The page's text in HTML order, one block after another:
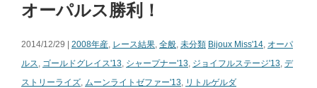
オーパルス勝利！
2014/12/29 | 2008年産, レース結果, 全般, 未分類 Bijoux Miss'14, オーパ
ルス, ゴールドグレイス'13, シャープナー'13, ジョイフルステージ'13, デ
ストリーライズ, ムーンライトゼファー'13, リトルゲルダ